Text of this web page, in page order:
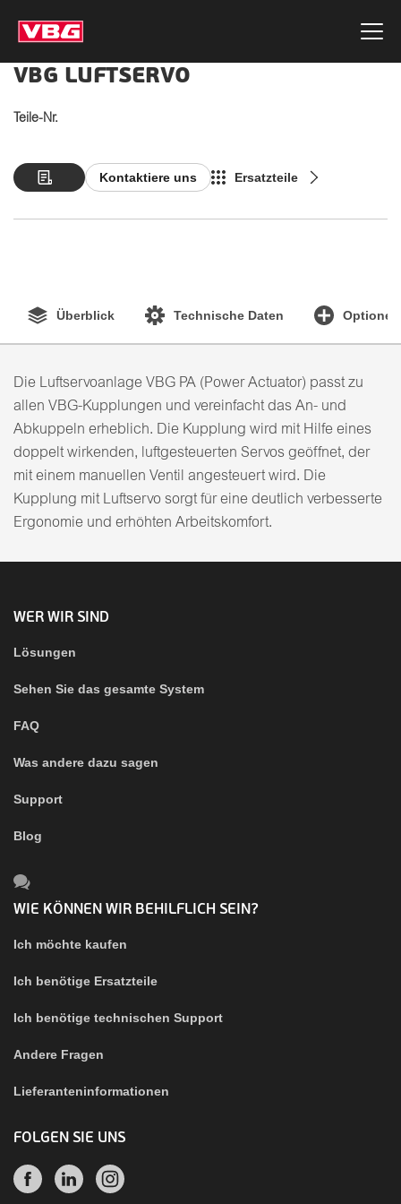
VBG LUFTSERVO
Teile-Nr.
Kontaktiere uns Ersatzteile
Überblick Technische Daten
Die Luftservoanlage VBG PA (Power Actuator) passt zu
allen VBG-Kupplungen und vereinfacht das An- und
Abkuppeln erheblich. Die Kupplung wird mit Hilfe eines
doppelt wirkenden, luftgesteuerten Servos geöffnet, der
mit einem manuellen Ventil angesteuert wird. Die
Kupplung mit Luftservo sorgt für eine deutlich verbesserte
Ergonomie und erhöhten Arbeitskomfort.
WER WIR SIND
Lösungen
Sehen Sie das gesamte System
FAQ
Was andere dazu sagen
Support
Blog
WIE KÖNNEN WIR BEHILFLICH SEIN?
Ich möchte kaufen
Ich benötige Ersatzteile
Ich benötige technischen Support
Andere Fragen
Lieferanteninformationen
FOLGEN SIE UNS